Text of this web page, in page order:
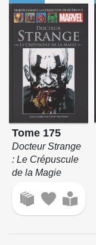
Tome 175
Docteur Strange
: Le Crépuscule
de la Magie